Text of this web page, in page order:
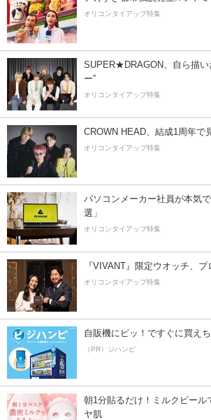
オリコンタイアップ特集
SUPER★DRAGON、自ら描い
ー”
オリコンタイアップ特集
CROWN HEAD、結成1周年で
オリコンタイアップ特集
パソコンメーカー社員が本気
選」
オリコンタイアップ特集
『VIVANT』限定ウオッチ、
オリコンタイアップ特集
自販機にピッ！ですぐに買え
（PR）ジハンピ
朝1分貼るだけ！ミルクピール
ヤ肌